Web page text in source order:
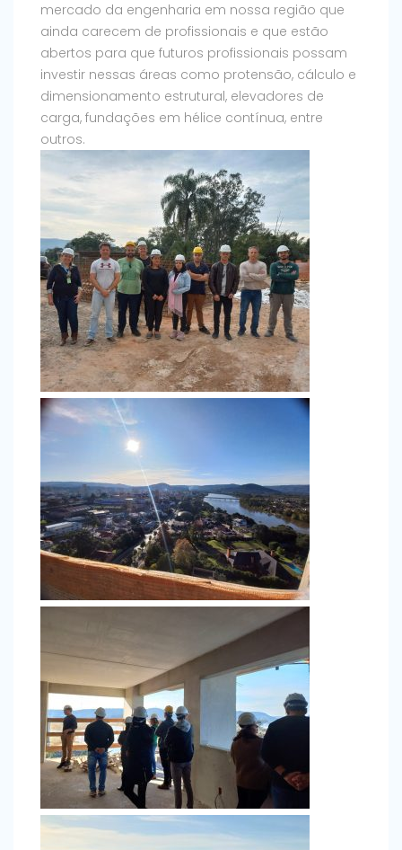
mercado da engenharia em nossa região que
ainda carecem de profissionais e que estão
abertos para que futuros profissionais possam
investir nessas áreas como protensão, cálculo e
dimensionamento estrutural, elevadores de
carga, fundações em hélice contínua, entre
outros.